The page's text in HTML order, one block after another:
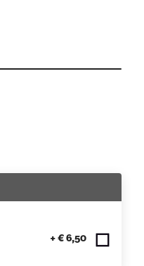
+ € 6,50